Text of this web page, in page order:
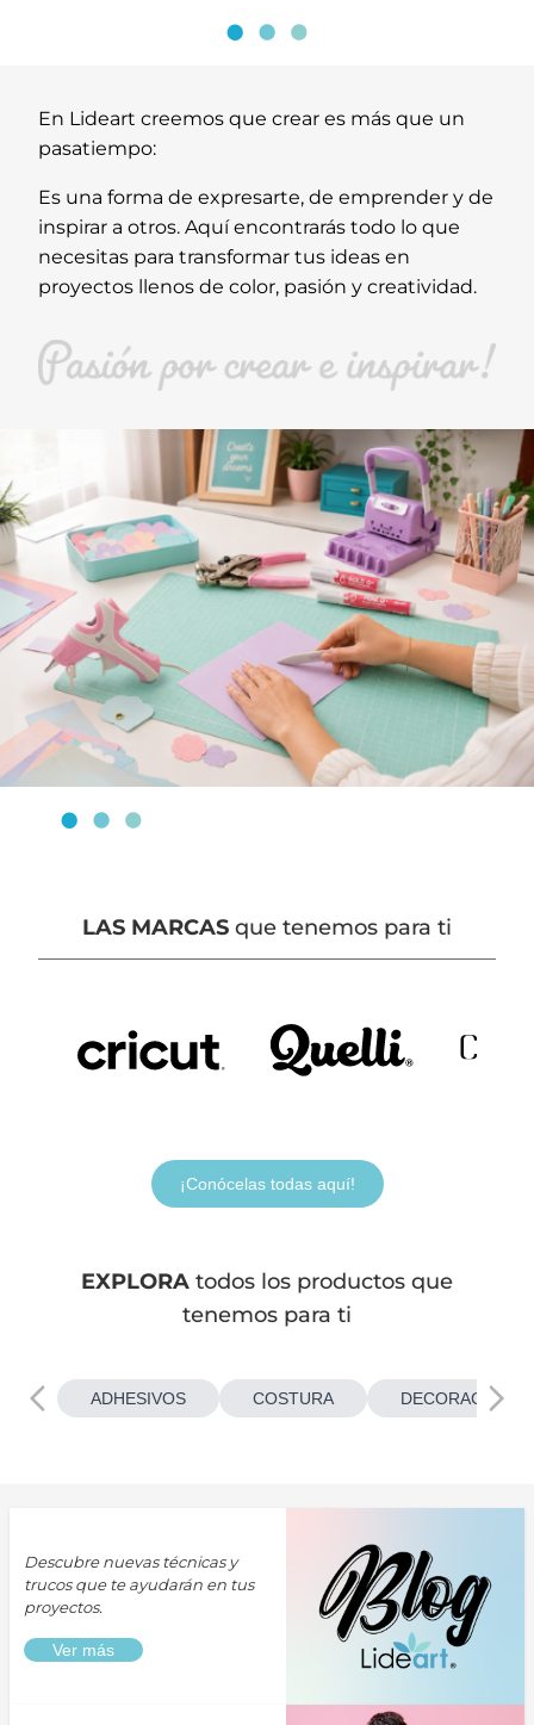
En Lideart creemos que crear es más que un
pasatiempo:
Es una forma de expresarte, de emprender y de
inspirar a otros. Aquí encontrarás todo lo que
necesitas para transformar tus ideas en
proyectos llenos de color, pasión y creatividad.
LAS MARCAS que tenemos para ti
¡Conócelas todas aquí!
EXPLORA todos los productos que
tenemos para ti
ADHESIVOS COSTURA
Descubre nuevas técnicas y
trucos que te ayudarán en tus
proyectos.
Ver más